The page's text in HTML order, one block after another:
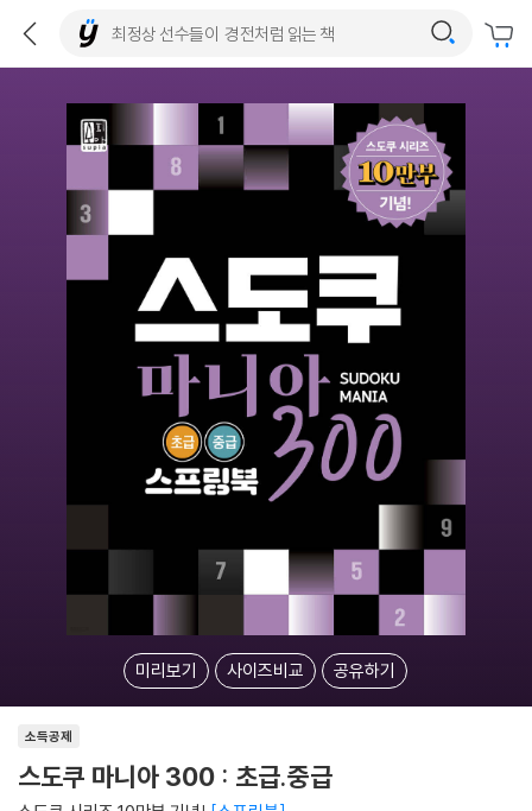
미리보기 사이즈비교 공유하기
소득공제
스도쿠 마니아 300 : 초급.중급